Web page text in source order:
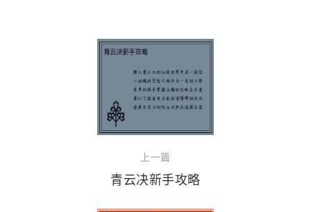
上一篇
青云决新手攻略